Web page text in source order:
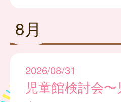
8月
2026/08/31
児童館検討会